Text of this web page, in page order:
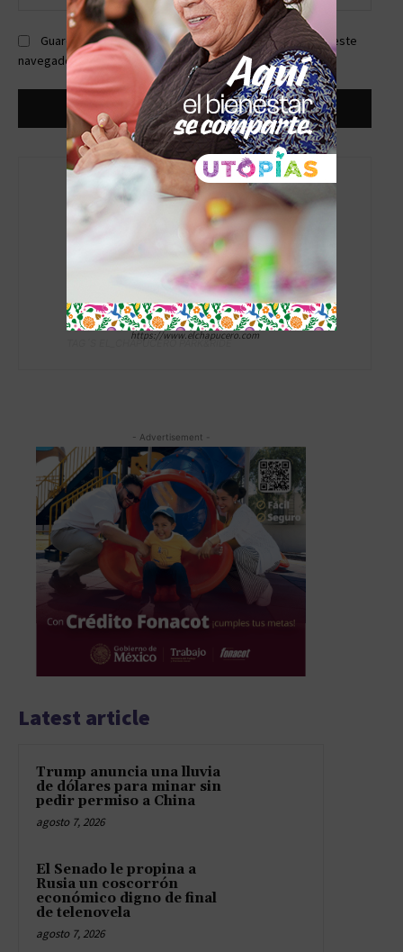
Guardar mi nombre, correo electrónico y sitio web en este
navegador la próxima vez que comente.
admin
https://www.elchapucero.com
- Advertisement -
Latest article
Trump anuncia una lluvia
de dólares para minar sin
pedir permiso a China
agosto 7, 2026
El Senado le propina a
Rusia un coscorrón
económico digno de final
de telenovela
agosto 7, 2026
TAG´S EL_CHAPUCERO PARK&RIDE